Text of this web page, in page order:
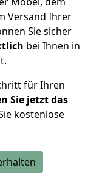
Versand Ihrer
Sie sicher
bei Ihnen in
für Ihren
Sie jetzt das
kostenlose